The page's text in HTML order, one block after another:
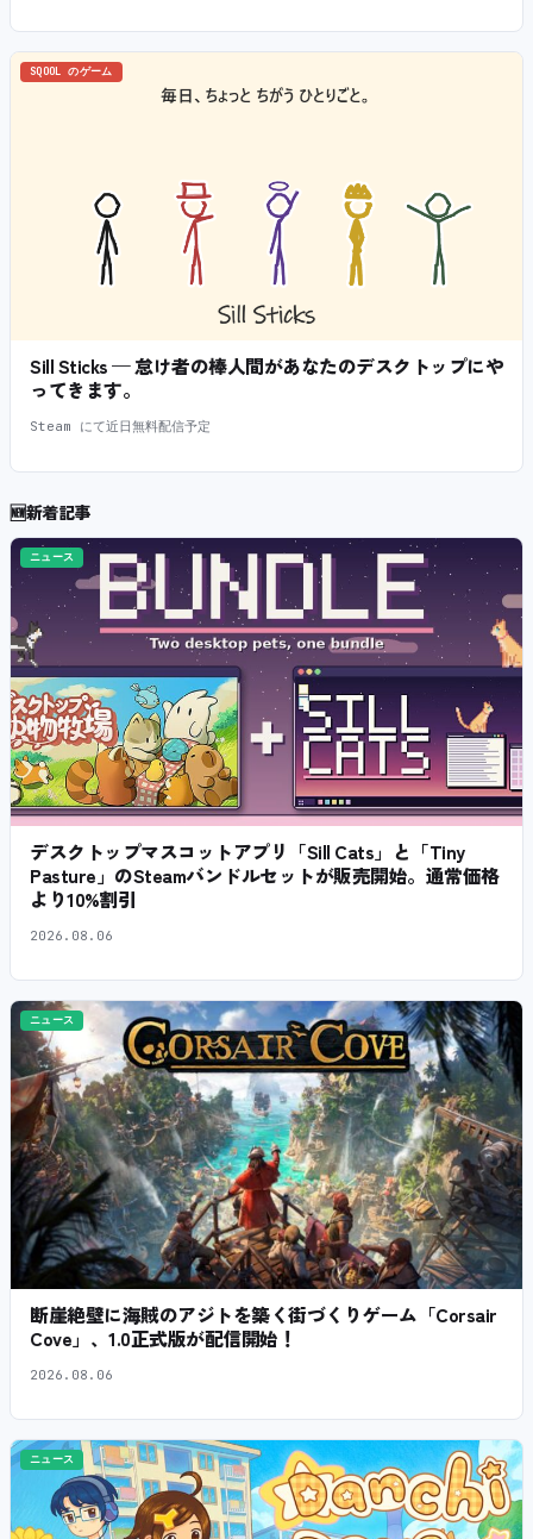
SQOOL のゲーム
Sill Sticks — 怠け者の棒人間があなたのデスクトップにや
ってきます。
Steam にて近日無料配信予定
🆕新着記事
ニュース
デスクトップマスコットアプリ「Sill Cats」と「Tiny
Pasture」のSteamバンドルセットが販売開始。通常価格
より10%割引
2026.08.06
ニュース
断崖絶壁に海賊のアジトを築く街づくりゲーム「Corsair
Cove」、1.0正式版が配信開始！
2026.08.06
ニュース